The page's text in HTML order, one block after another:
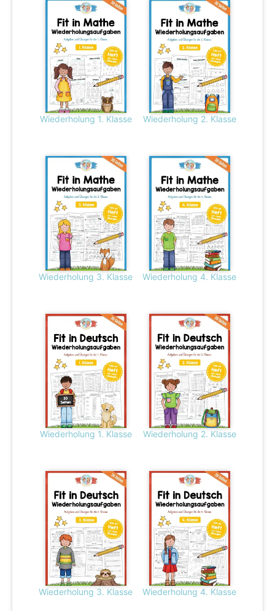
Wiederholung 1. Klasse Wiederholung 2. Klasse
Wiederholung 3. Klasse Wiederholung 4. Klasse
Wiederholung 1. Klasse Wiederholung 2. Klasse
Wiederholung 3. Klasse Wiederholung 4. Klasse